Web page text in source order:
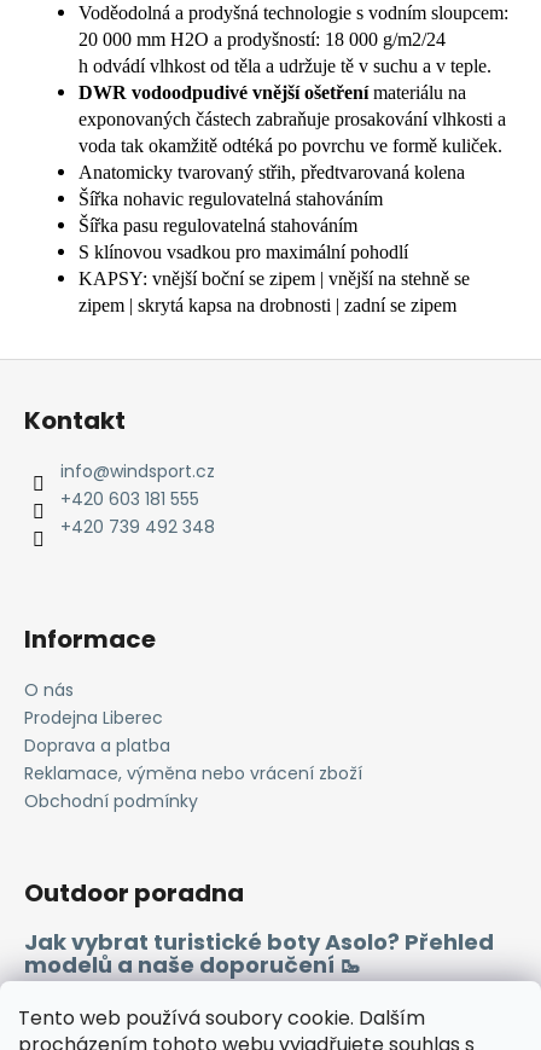
Tento web používá soubory cookie. Dalším
Voděodolná a prodyšná technologie s vodním sloupcem:
20 000 mm H2O a prodyšností: 18 000 g/m2/24
h odvádí vlhkost od těla a udržuje tě v suchu a v teple.
DWR vodoodpudivé vnější ošetřenímateriálu na
exponovaných částech zabraňuje prosakování vlhkosti a
voda tak okamžitě odtéká po povrchu ve formě kuliček.
Anatomicky tvarovaný střih, předtvarovaná kolena
Šířka nohavic regulovatelná stahováním
Šířka pasu regulovatelná stahováním
S klínovou vsadkou pro maximální pohodlí
KAPSY: vnější boční se zipem | vnější na stehně se
zipem | skrytá kapsa na drobnosti | zadní se zipem
Z
Kontakt
info@windsport.cz
+420 603 181 555
+420 739 492 348
Informace
O nás
Prodejna Liberec
Doprava a platba
Reklamace, výměna nebo vrácení zboží
Obchodní podmínky
Outdoor poradna
Jak vybrat turistické boty Asolo? Přehled
modelů a naše doporučení 🥾